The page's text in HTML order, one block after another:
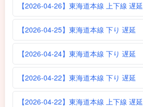
【2026-04-26】東海道本線 上下線 遅延
【2026-04-25】東海道本線 下り 遅延
【2026-04-24】東海道本線 下り 遅延
【2026-04-22】東海道本線 下り 遅延
【2026-04-22】東海道本線 上下線 遅延